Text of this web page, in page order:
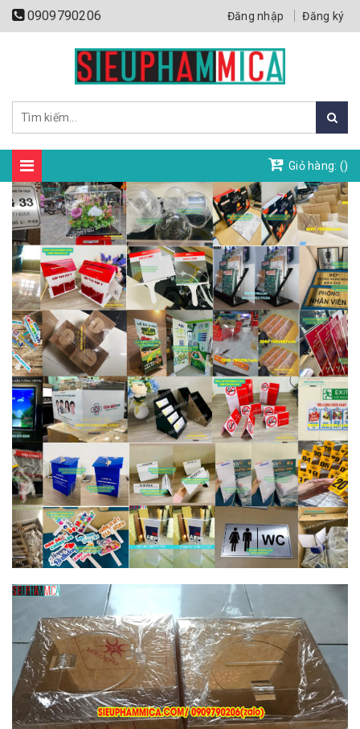
0909790206 Đăng nhập Đăng ký
Giỏ hàng: ()